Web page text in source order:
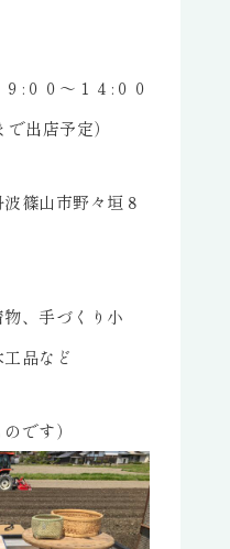
:００～１４:００
出店予定）
篠山市野々垣８
、手づくり小
品など
です）